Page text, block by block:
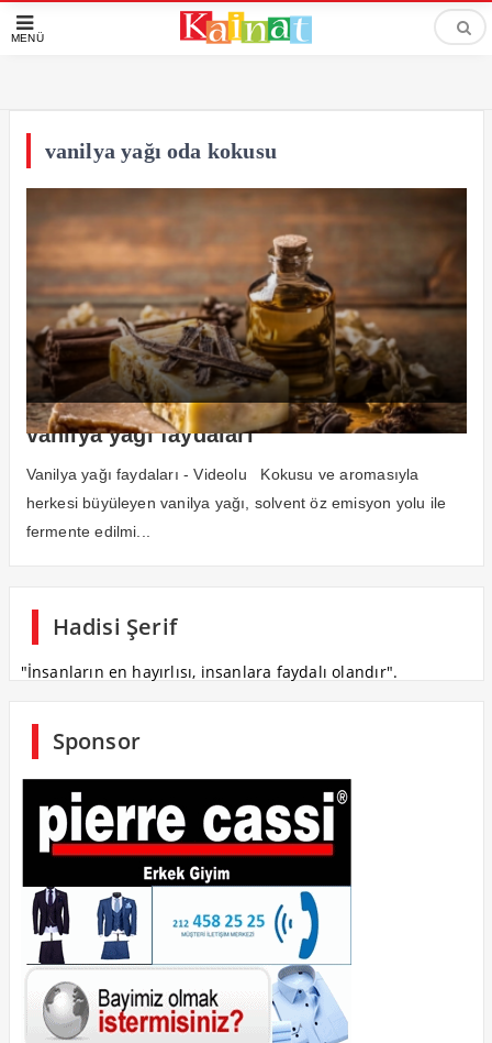
MENÜ
vanilya yağı oda kokusu
vanilya yağı faydaları
Vanilya yağı faydaları - Videolu Kokusu ve aromasıyla
herkesi büyüleyen vanilya yağı, solvent öz emisyon yolu ile
fermente edilmi...
Hadisi Şerif
"İnsanların en hayırlısı, insanlara faydalı olandır".
Sponsor